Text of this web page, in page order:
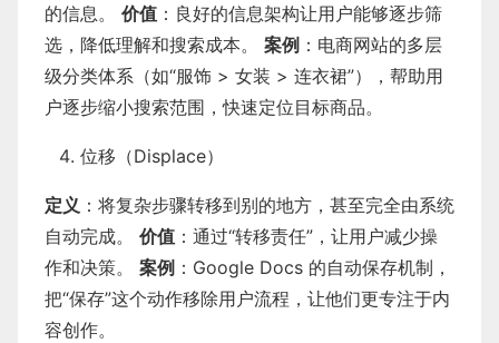
的信息。 价值 ：良好的信息架构让用户能够逐步筛
选，降低理解和搜索成本。 案例 ：电商网站的多层
级分类体系（如“服饰 > 女装 > 连衣裙”），帮助用
户逐步缩小搜索范围，快速定位目标商品。
位移（Displace）
定义 ：将复杂步骤转移到别的地方，甚至完全由系统
自动完成。 价值 ：通过“转移责任”，让用户减少操
作和决策。 案例 ：Google Docs 的自动保存机制，
把“保存”这个动作移除用户流程，让他们更专注于内
容创作。